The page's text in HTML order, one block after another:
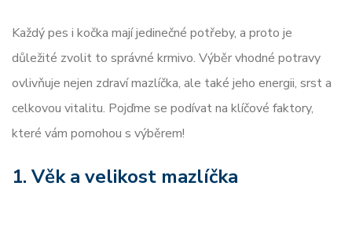
Každý pes i kočka mají jedinečné potřeby, a proto je
důležité zvolit to správné krmivo. Výběr vhodné potravy
ovlivňuje nejen zdraví mazlíčka, ale také jeho energii, srst a
celkovou vitalitu. Pojďme se podívat na klíčové faktory,
které vám pomohou s výběrem!
1. Věk a velikost mazlíčka